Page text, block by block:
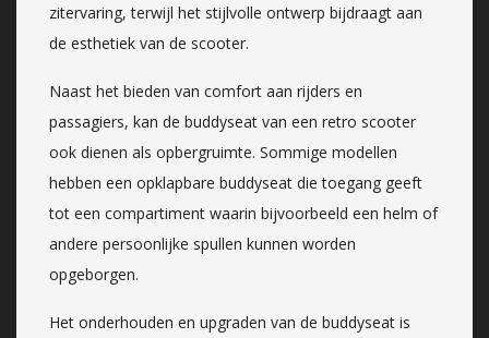
zitervaring, terwijl het stijlvolle ontwerp bijdraagt aan
de esthetiek van de scooter.
Naast het bieden van comfort aan rijders en
passagiers, kan de buddyseat van een retro scooter
ook dienen als opbergruimte. Sommige modellen
hebben een opklapbare buddyseat die toegang geeft
tot een compartiment waarin bijvoorbeeld een helm of
andere persoonlijke spullen kunnen worden
opgeborgen.
Het onderhouden en upgraden van de buddyseat is